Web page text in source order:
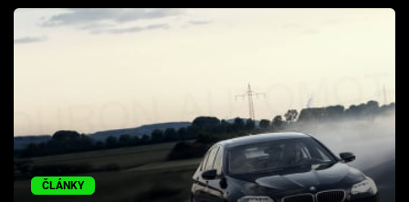
Filmy
Hry
Cool Esport
ČLÁNKY